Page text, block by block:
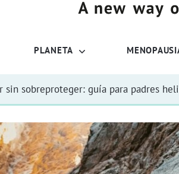
PLANETA
sin sobreproteger: guía para padres